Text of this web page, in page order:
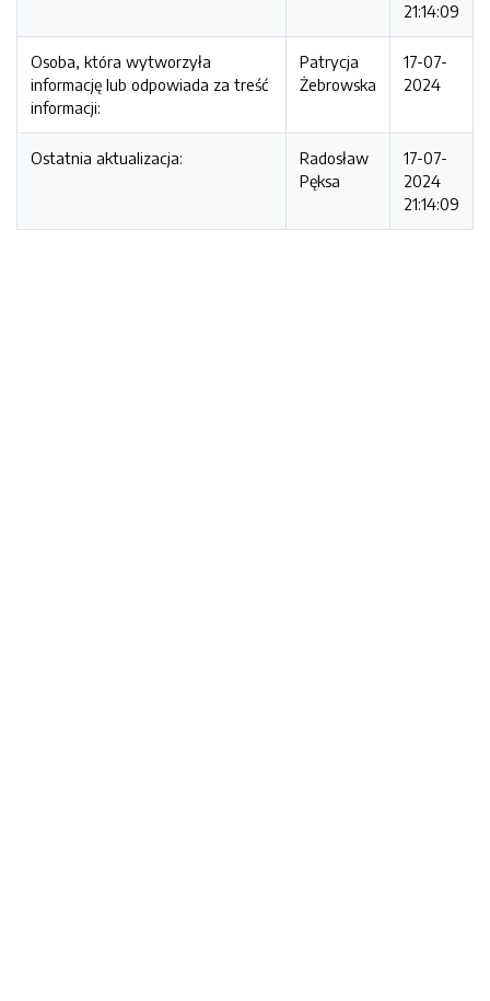
21:14:09
Osoba, która wytworzyła
informację lub odpowiada za treść
informacji:
Patrycja
Żebrowska
17-07-
2024
Ostatnia aktualizacja:
Radosław
Pęksa
17-07-
2024
21:14:09